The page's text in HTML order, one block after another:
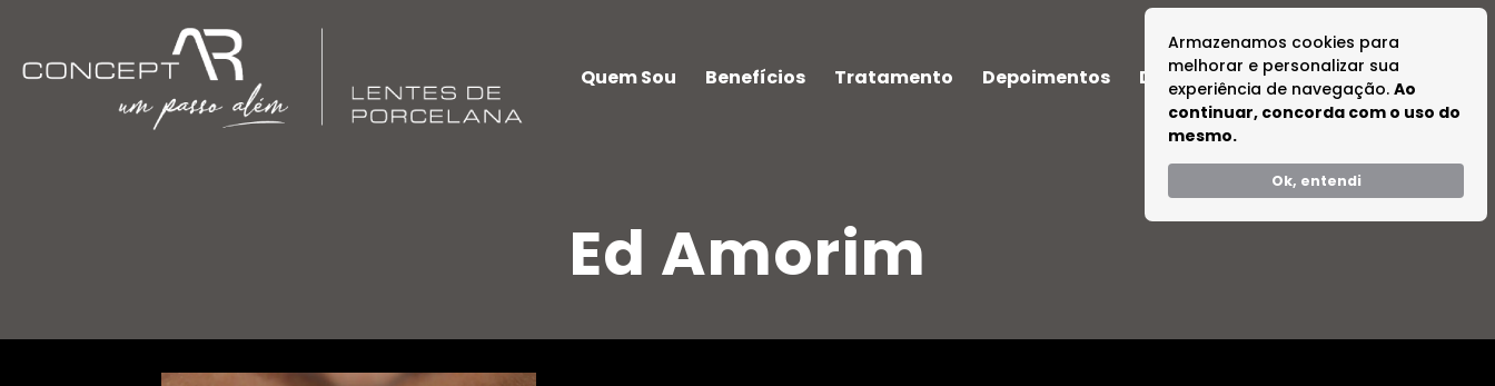
Armazenamos cookies para
melhorar e personalizar sua
experiência de navegação. Ao
continuar, concorda com o uso do
mesmo.
Ok, entendi
Quem Sou Benefícios Tratamento Depoimentos Dúvidas Tire suas Dúvidas
Ed Amorim